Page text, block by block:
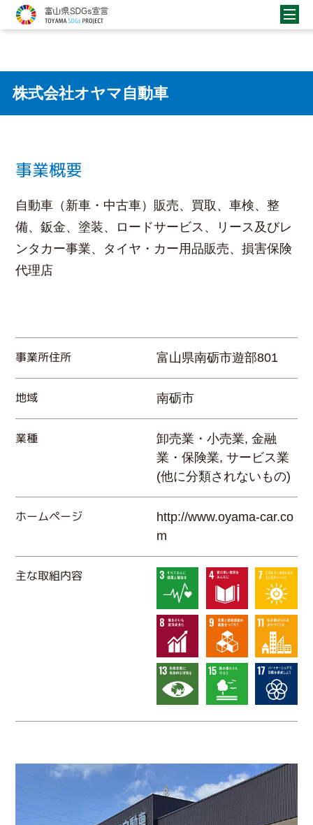
株式会社オヤマ自動車
事業概要
自動車（新車・中古車）販売、買取、車検、整
備、鈑金、塗装、ロードサービス、リース及びレ
ンタカー事業、タイヤ・カー用品販売、損害保険
代理店
事業所住所 富山県南砺市遊部801
地域 南砺市
業種
卸売業・小売業, 金融
業・保険業, サービス業
(他に分類されないもの)
ホームページ
http://www.oyama-car.co
m
主な取組内容